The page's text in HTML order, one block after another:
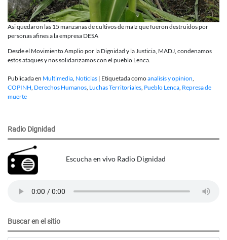
Asi quedaron las 15 manzanas de cultivos de maíz que fueron destruidos por
personas afines a la empresa DESA
Desde el Movimiento Amplio por la Dignidad y la Justicia, MADJ, condenamos
estos ataques y nos solidarizamos con el pueblo Lenca.
Publicada en Multimedia, Noticias | Etiquetada comoanalisis y opinion,
COPINH, Derechos Humanos, Luchas Territoriales, Pueblo Lenca, Represa de
muerte
Radio Dignidad
Escucha en vivo Radio Dignidad
Buscar en el sitio